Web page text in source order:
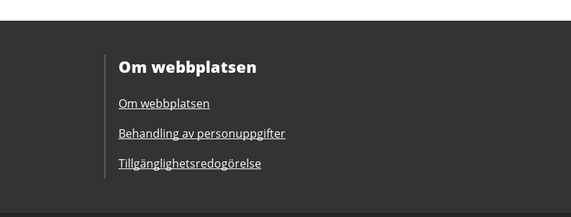
Om webbplatsen
Om webbplatsen
Behandling av personuppgifter
Tillgänglighetsredogörelse